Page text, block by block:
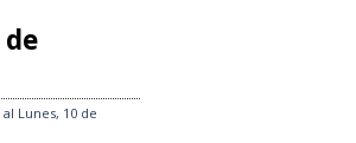
al Lunes, 10 de